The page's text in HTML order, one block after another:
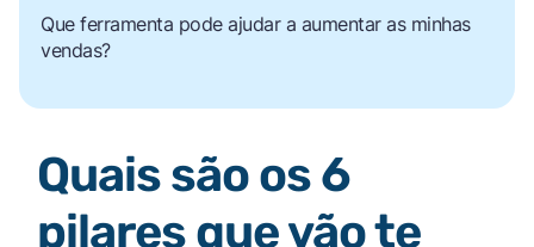
Que ferramenta pode ajudar a aumentar as minhas
vendas?
Quais são os 6
pilares que vão te